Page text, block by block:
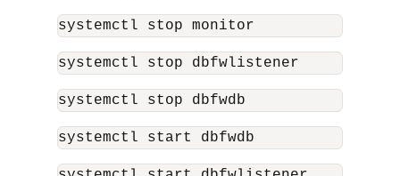
systemctl stop monitor
systemctl stop dbfwlistener
systemctl stop dbfwdb
systemctl start dbfwdb